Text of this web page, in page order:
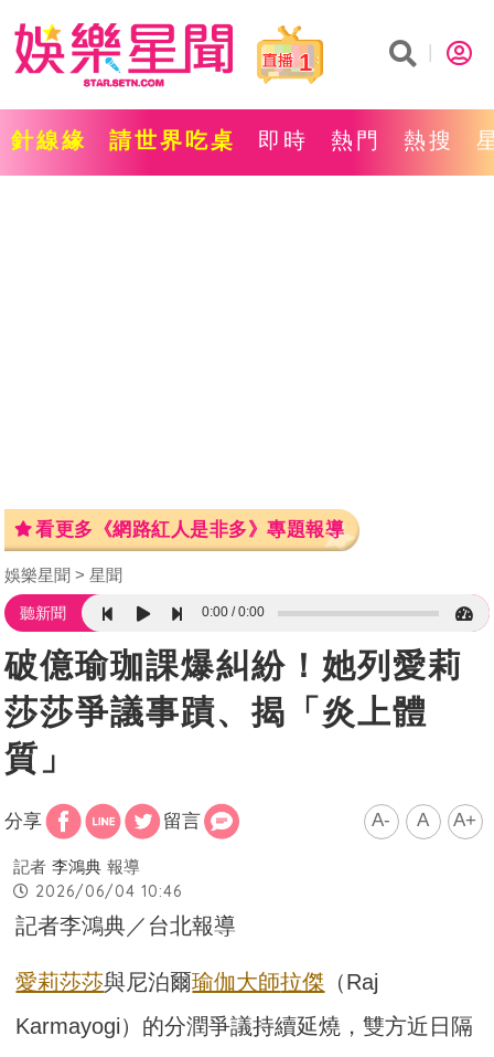
1
針線緣 請世界吃桌 即時 熱門 熱搜
看更多《網路紅人是非多》專題報導
娛樂星聞 星聞
聽新聞 0:00 0:00
破億瑜珈課爆糾紛！她列愛莉
莎莎爭議事蹟、揭「炎上體
質」
分享 留言 A- A A+
記者 李鴻典 報導
2026/06/04 10:46
記者李鴻典／台北報導
愛莉莎莎與尼泊爾瑜伽大師拉傑 （Raj
Karmayogi）的分潤爭議持續延燒，雙方近日隔